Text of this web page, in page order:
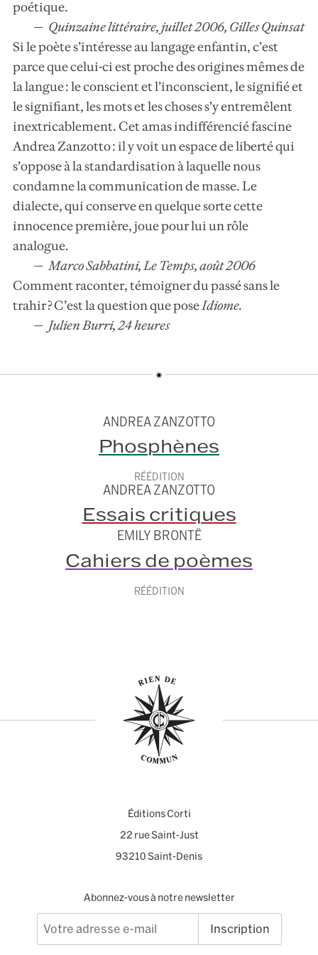
poétique.
Quinzaine littéraire, juillet 2006, Gilles Quinsat
Si le poète s’intéresse au langage enfantin, c’est
parce que celui-ci est proche des origines mêmes de
la langue : le conscient et l’inconscient, le signifié et
le signifiant, les mots et les choses s’y entremêlent
inextricablement. Cet amas indifférencié fascine
Andrea Zanzotto : il y voit un espace de liberté qui
s’oppose à la standardisation à laquelle nous
condamne la communication de masse. Le
dialecte, qui conserve en quelque sorte cette
innocence première, joue pour lui un rôle
analogue.
Marco Sabbatini, Le Temps, août 2006
Comment raconter, témoigner du passé sans le
trahir ? C’est la question que poseIdiome.
Julien Burri, 24 heures
ANDREA ZANZOTTO
Phosphènes
RÉÉDITION
ANDREA ZANZOTTO
Essais critiques
EMILY BRONTË
Cahiers de poèmes
RÉÉDITION
Éditions Corti
22 rue Saint-Just
93210 Saint-Denis
Abonnez-vous à notre newsletter
Inscription